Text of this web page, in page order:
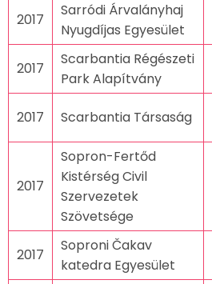
2017
Sarródi Árvalányhaj
Nyugdíjas Egyesület
2017
Scarbantia Régészeti
Park Alapítvány
2017 Scarbantia Társaság
2017
Sopron-Fertőd
Kistérség Civil
Szervezetek
Szövetsége
2017
Soproni Čakav
katedra Egyesület